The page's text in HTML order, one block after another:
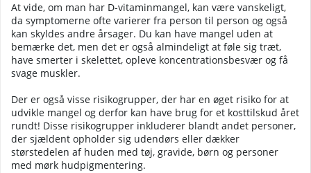
At vide, om man har D-vitaminmangel, kan være vanskeligt,
da symptomerne ofte varierer fra person til person og også
kan skyldes andre årsager. Du kan have mangel uden at
bemærke det, men det er også almindeligt at føle sig træt,
have smerter i skelettet, opleve koncentrationsbesvær og få
svage muskler.
Der er også visse risikogrupper, der har en øget risiko for at
udvikle mangel og derfor kan have brug for et kosttilskud året
rundt! Disse risikogrupper inkluderer blandt andet personer,
der sjældent opholder sig udendørs eller dækker
størstedelen af ​​huden med tøj, gravide, børn og personer
med mørk hudpigmentering.